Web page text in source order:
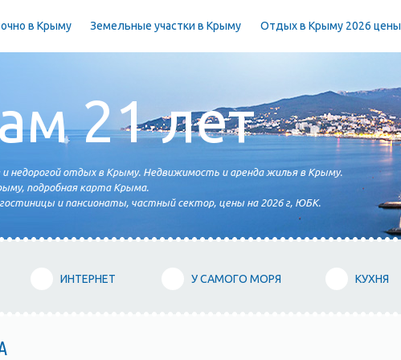
в Крыму Земельные участки в Крыму Отдых в Крыму 2026 цены
21 лет
недорогой отдых в Крыму. Недвижимость и аренда жилья в Крыму.
подробная карта Крыма.
и пансионаты, частный сектор, цены на 2026 г, ЮБК.
ИНТЕРНЕТ У САМОГО МОРЯ КУХНЯ